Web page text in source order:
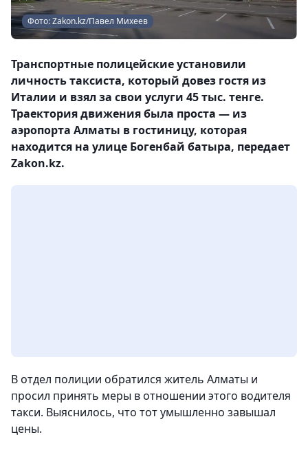
Фото: Zakon.kz/Павел Михеев
Транспортные полицейские установили
личность таксиста, который довез гостя из
Италии и взял за свои услуги 45 тыс. тенге.
Траектория движения была проста — из
аэропорта Алматы в гостиницу, которая
находится на улице Богенбай батыра, передает
Zakon.kz.
В отдел полиции обратился житель Алматы и
просил принять меры в отношении этого водителя
такси. Выяснилось, что тот умышленно завышал
цены.